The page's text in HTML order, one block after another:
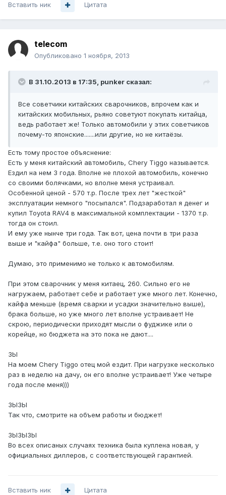
Вставить ник Цитата
telecom
Опубликовано 1 ноября, 2013
В 31.10.2013 в 17:35, punker сказал:
Все советчики китайских сварочников, впрочем как и
китайских мобильных, рьяно советуют покупать китайца,
ведь работает же! Только автомобили у этих советчиков
почему-то японские.......или другие, но не китаёзы.
Есть тому простое объяснение:
Есть у меня китайский автомобиль, Chery Tiggo называется.
Ездил на нем 3 года. Вполне не плохой автомобиль, конечно
со своими болячками, но вполне меня устраивал.
Особенной ценой - 570 т.р. После трех лет "жесткой"
эксплуатации немного "посыпался". Подзаработал я денег и
купил Toyota RAV4 в максимальной комплектации - 1370 т.р.
тогда он стоил.
И ему уже нынче три года. Так вот, цена почти в три раза
выше и "кайфа" больше, т.е. оно того стоит!
Думаю, это применимо не только к автомобилям.
При этом сварочник у меня китаец, 260. Сильно его не
нагружаем, работает себе и работает уже много лет. Конечно,
кайфа меньше (время сварки и усадки значительно выше),
брака больше, но уже много лет вполне устраивает! Не
скрою, периодически приходят мысли о фуджике или о
корейце, но бюджета на это пока не дают....
ЗЫ
На моем Chery Tiggo отец мой ездит. При нагрузке несколько
раз в неделю на дачу, он его вполне устраивает! Уже четыре
года после меня)))
ЗЫЗЫ
Так что, смотрите на объем работы и бюджет!
ЗЫЗЫЗЫ
Во всех описаных случаях техника была куплена новая, у
официальных диллеров, с соответствующей гарантией.
Вставить ник Цитата